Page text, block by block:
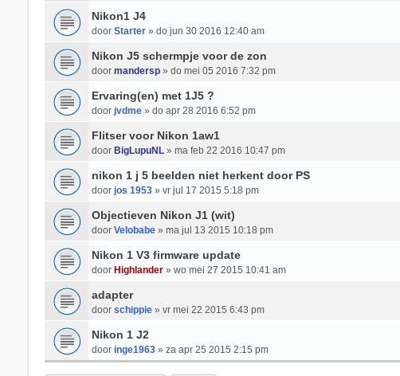
Nikon1 J4
door Starter» do jun 30 2016 12:40 am
Nikon J5 schermpje voor de zon
door mandersp» do mei 05 2016 7:32 pm
Ervaring(en) met 1J5 ?
door jvdme» do apr 28 2016 6:52 pm
Flitser voor Nikon 1aw1
door BigLupuNL» ma feb 22 2016 10:47 pm
nikon 1 j 5 beelden niet herkent door PS
door jos 1953» vr jul 17 2015 5:18 pm
Objectieven Nikon J1 (wit)
door Velobabe» ma jul 13 2015 10:18 pm
Nikon 1 V3 firmware update
door Highlander» wo mei 27 2015 10:41 am
adapter
door schippie» vr mei 22 2015 6:43 pm
Nikon 1 J2
door inge1963» za apr 25 2015 2:15 pm